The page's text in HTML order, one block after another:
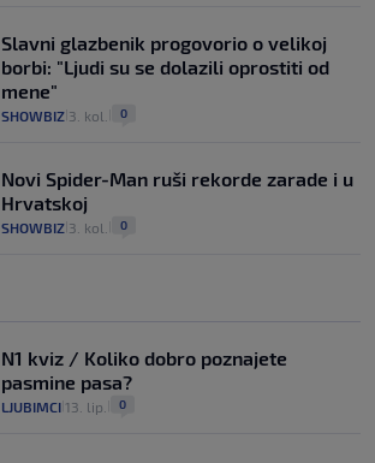
Slavni glazbenik progovorio o velikoj
borbi: "Ljudi su se dolazili oprostiti od
mene"
SHOWBIZ 3. kol. 0
Novi Spider-Man ruši rekorde zarade i u
Hrvatskoj
SHOWBIZ 3. kol. 0
N1 kviz / Koliko dobro poznajete
pasmine pasa?
LJUBIMCI 13. lip. 0